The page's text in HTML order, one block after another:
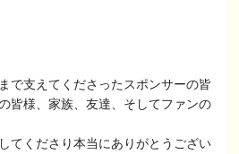
で支えてくださったスポンサーの皆
皆様、家族、友達、そしてファンの
てくださり本当にありがとうござい